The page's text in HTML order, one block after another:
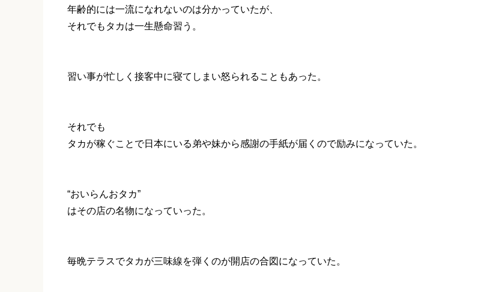
年齢的には一流になれないのは分かっていたが、
それでもタカは一生懸命習う。
習い事が忙しく接客中に寝てしまい怒られることもあった。
それでも
タカが稼ぐことで日本にいる弟や妹から感謝の手紙が届くので励みになっていた。
“おいらんおタカ”
はその店の名物になっていった。
毎晩テラスでタカが三味線を弾くのが開店の合図になっていた。